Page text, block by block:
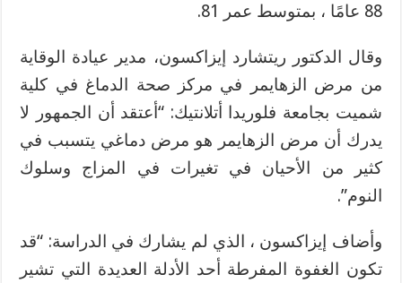
88 عامًا ، بمتوسط عمر 81.
وقال الدكتور ريتشارد إيزاكسون، مدير عيادة الوقاية
من مرض الزهايمر في مركز صحة الدماغ في كلية
شميت بجامعة فلوريدا أتلانتيك: “أعتقد أن الجمهور لا
يدرك أن مرض الزهايمر هو مرض دماغي يتسبب في
كثير من الأحيان في تغيرات في المزاج وسلوك
النوم”.
وأضاف إيزاكسون ، الذي لم يشارك في الدراسة: “قد
تكون الغفوة المفرطة أحد الأدلة العديدة التي تشير